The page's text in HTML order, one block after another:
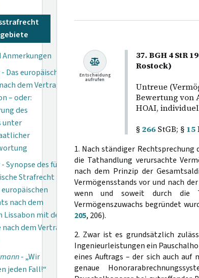
Anmerkungen
- Das europäische
dem Vertrag
– oder:
des
unter
- Synopse des für
Strafrecht
nach dem
mit der
dem Vertrag
- „Wir
jeden Fall!“
37. BGH 4 StR
Rostock)
Untreue
Bewertung von
HOAI,
§ 266StGB; § 15
Entscheidung
aufrufen
1. Nach ständiger
die Tathandlung verursachte
nach dem Prinzip der
Vermögensstands vor und nach
wenn und soweit durch die
Vermögenszuwachs begründet
205, 206).
2. Zwar ist es grundsätzlich
Ingenieurleistungen ein
eines Auftrags – der sich auch
genaue